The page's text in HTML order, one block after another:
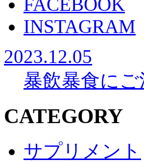
INSTAGRAM
2023.12.05
暴飲暴食にご
CATEGORY
サプリメント